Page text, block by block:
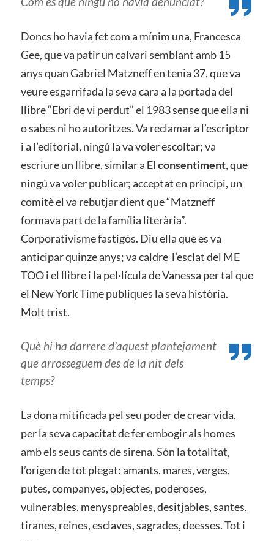
Doncs ho havia fet com a mínim una, Francesca
Gee, que va patir un calvari semblant amb 15
anys quan Gabriel Matzneff en tenia 37, que va
veure esgarrifada la seva cara a la portada del
llibre “Ebri de vi perdut” el 1983 sense que ella ni
o sabes ni ho autoritzes. Va reclamar a l’escriptor
i a l’editorial, ningú la va voler escoltar; va
escriure un llibre, similar a El consentiment, que
ningú va voler publicar; acceptat en principi, un
comitè el va rebutjar dient que “Matzneff
formava part de la família literària”.
Corporativisme fastigós. Diu ella que es va
anticipar quinze anys; va caldre l’esclat del ME
TOO i el llibre i la pel·lícula de Vanessa per tal que
el New York Time publiques la seva història.
Molt trist.
Què hi ha darrere d’aquest plantejament
que arrosseguem des de la nit dels
temps?
La dona mitificada pel seu poder de crear vida,
per la seva capacitat de fer embogir als homes
amb els seus cants de sirena. Són la totalitat,
l’origen de tot plegat: amants, mares, verges,
putes, companyes, objectes, poderoses,
vulnerables, menyspreables, desitjables, santes,
tiranes, reines, esclaves, sagrades, deesses. Tot i